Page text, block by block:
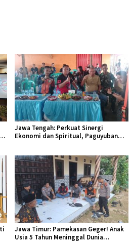
Jawa Tengah: Perkuat Sinergi
Ekonomi dan Spiritual, Paguyuban
Jawa Timur: Pamekasan Geger! Anak
Usia 5 Tahun Meninggal Dunia